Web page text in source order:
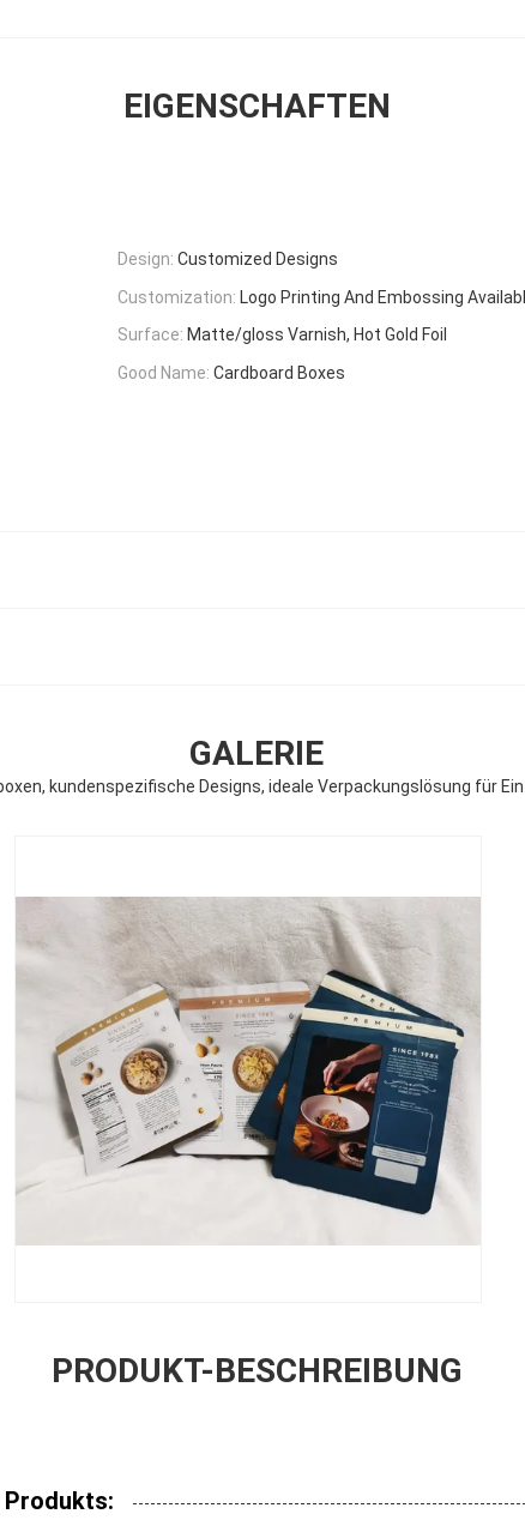
EIGENSCHAFTEN
Design: Customized Designs
Customization: Logo Printing And Embossing
Surface: Matte/gloss Varnish, Hot Gold Foil
Good Name: Cardboard Boxes
GALERIE
kundenspezifische Designs, ideale Verpackungslösung für
PRODUKT-BESCHREIBUNG
Produkts: